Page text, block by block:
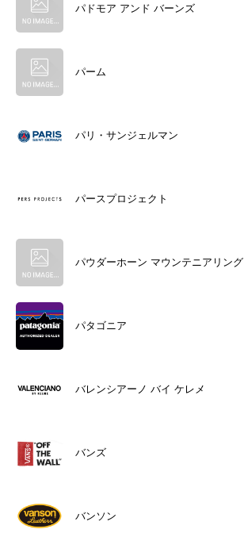
パドモア アンド バーンズ
パーム
パリ・サンジェルマン
パースプロジェクト
パウダーホーン マウンテニアリング
パタゴニア
バレンシアーノ バイ ケレメ
バンズ
バンソン